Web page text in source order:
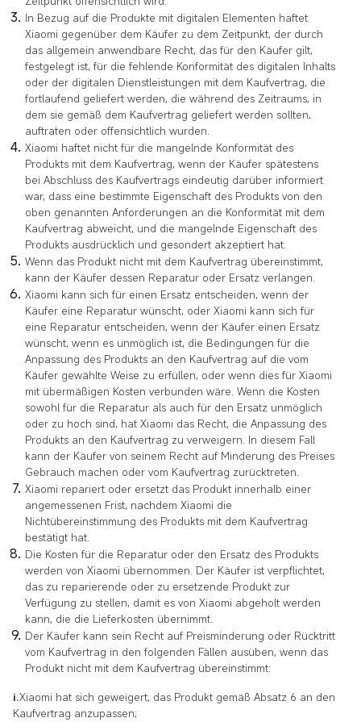
In Bezug auf die Produkte mit digitalen Elementen haftet
Xiaomi gegenüber dem Käufer zu dem Zeitpunkt, der durch
das allgemein anwendbare Recht, das für den Käufer gilt,
festgelegt ist, für die fehlende Konformität des digitalen Inhalts
oder der digitalen Dienstleistungen mit dem Kaufvertrag, die
fortlaufend geliefert werden, die während des Zeitraums, in
dem sie gemäß dem Kaufvertrag geliefert werden sollten,
auftraten oder offensichtlich wurden.
Xiaomi haftet nicht für die mangelnde Konformität des
Produkts mit dem Kaufvertrag, wenn der Käufer spätestens
bei Abschluss des Kaufvertrags eindeutig darüber informiert
war, dass eine bestimmte Eigenschaft des Produkts von den
oben genannten Anforderungen an die Konformität mit dem
Kaufvertrag abweicht, und die mangelnde Eigenschaft des
Produkts ausdrücklich und gesondert akzeptiert hat.
Wenn das Produkt nicht mit dem Kaufvertrag übereinstimmt,
kann der Käufer dessen Reparatur oder Ersatz verlangen.
Xiaomi kann sich für einen Ersatz entscheiden, wenn der
Käufer eine Reparatur wünscht, oder Xiaomi kann sich für
eine Reparatur entscheiden, wenn der Käufer einen Ersatz
wünscht, wenn es unmöglich ist, die Bedingungen für die
Anpassung des Produkts an den Kaufvertrag auf die vom
Käufer gewählte Weise zu erfüllen, oder wenn dies für Xiaomi
mit übermäßigen Kosten verbunden wäre. Wenn die Kosten
sowohl für die Reparatur als auch für den Ersatz unmöglich
oder zu hoch sind, hat Xiaomi das Recht, die Anpassung des
Produkts an den Kaufvertrag zu verweigern. In diesem Fall
kann der Käufer von seinem Recht auf Minderung des Preises
Gebrauch machen oder vom Kaufvertrag zurücktreten.
Xiaomi repariert oder ersetzt das Produkt innerhalb einer
angemessenen Frist, nachdem Xiaomi die
Nichtübereinstimmung des Produkts mit dem Kaufvertrag
bestätigt hat.
Die Kosten für die Reparatur oder den Ersatz des Produkts
werden von Xiaomi übernommen. Der Käufer ist verpflichtet,
das zu reparierende oder zu ersetzende Produkt zur
Verfügung zu stellen, damit es von Xiaomi abgeholt werden
kann, die die Lieferkosten übernimmt.
Der Käufer kann sein Recht auf Preisminderung oder Rücktritt
vom Kaufvertrag in den folgenden Fällen ausüben, wenn das
Produkt nicht mit dem Kaufvertrag übereinstimmt:
i.Xiaomi hat sich geweigert, das Produkt gemäß Absatz 6 an den
Kaufvertrag anzupassen;